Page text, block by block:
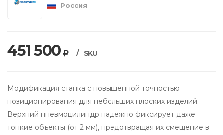
Россия
451 500 / SKU
Модификация станка с повышенной точностью
позиционирования для небольших плоских изделий.
Верхний пневмоцилиндр надежно фиксирует даже
тонкие объекты (от 2 мм), предотвращая их смещение в